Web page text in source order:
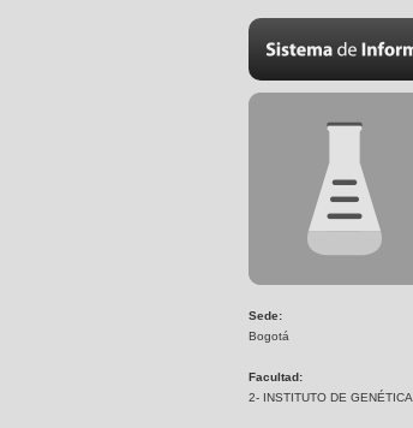
Sede:
Bogotá
Facultad:
2- INSTITUTO DE GENÉTICA